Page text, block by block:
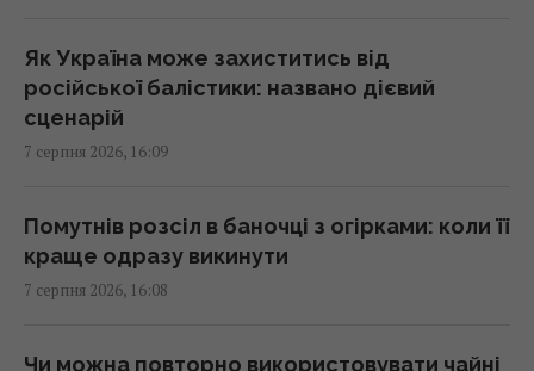
їх можна відновити, – дослідження
15:49 п'ятниця, 07 серпня 2026
Чи справді вигідна сімейна упаковка:
15:37 п'ятниця, 07 серпня 2026
Українське питання розкололо Італію
15:36 п'ятниця, 07 серпня 2026
Як Україна може захиститись від
російської балістики: названо дієвий
сценарій
7 серпня 2026, 16:09
Помутнів розсіл в баночці з огірками: коли її
краще одразу викинути
7 серпня 2026, 16:08
Чи можна повторно використовувати чайні